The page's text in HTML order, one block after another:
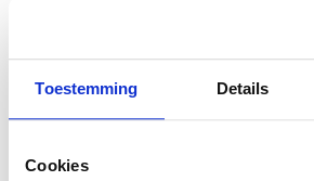
Toestemming Details
Cookies
Auteur:Prof.dr. Frans Debruyne
Radboudumc onder zijn leiding